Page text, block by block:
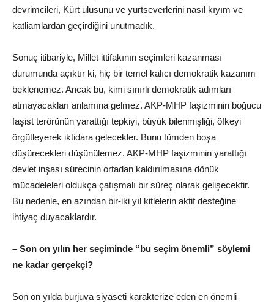
devrimcileri, Kürt ulusunu ve yurtseverlerini nasıl kıyım ve
katliamlardan geçirdiğini unutmadık.
Sonuç itibariyle, Millet ittifakının seçimleri kazanması
durumunda açıktır ki, hiç bir temel kalıcı demokratik kazanım
beklenemez. Ancak bu, kimi sınırlı demokratik adımları
atmayacakları anlamına gelmez. AKP-MHP faşizminin boğucu
faşist terörünün yarattığı tepkiyi, büyük bilenmişliği, öfkeyi
örgütleyerek iktidara gelecekler. Bunu tümden boşa
düşürecekleri düşünülemez. AKP-MHP faşizminin yarattığı
devlet inşası sürecinin ortadan kaldırılmasına dönük
mücadeleleri oldukça çatışmalı bir süreç olarak gelişecektir.
Bu nedenle, en azından bir-iki yıl kitlelerin aktif desteğine
ihtiyaç duyacaklardır.
– Son on yılın her seçiminde “bu seçim önemli” söylemi
ne kadar gerçekçi?
Son on yılda burjuva siyaseti karakterize eden en önemli